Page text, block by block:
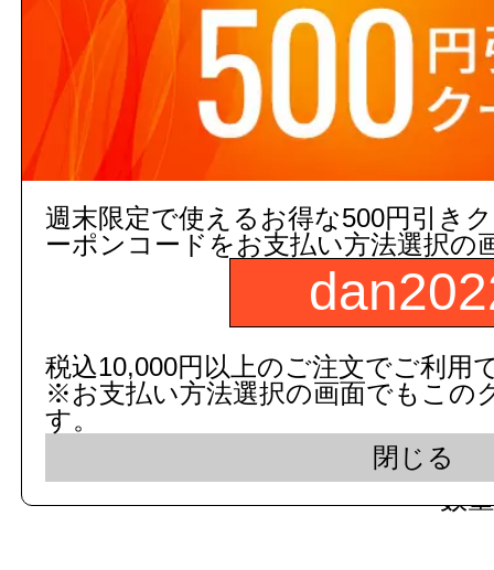
でご注意下さい。
3,000円以上(税込)のご注文
５営業日出荷(メーカー手配品)
商品コード：
108318010101
品番： TMH20E2H
販売価格
数量
週末限定で使えるお得な500円引き
ーポンコードをお支払い方法選択の
税込10,000円以上のご注文でご利用
※お支払い方法選択の画面でもこの
す。
閉じる